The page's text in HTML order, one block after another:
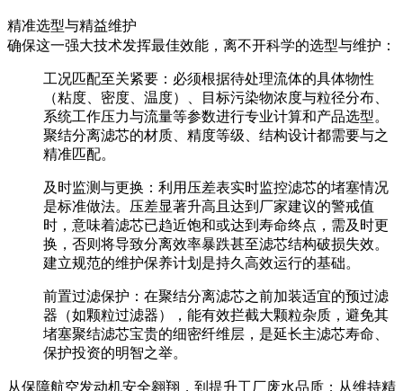
精准选型与精益维护
确保这一强大技术发挥最佳效能，离不开科学的选型与维护：
工况匹配至关紧要 ：必须根据待处理流体的具体物性
（粘度、密度、温度）、目标污染物浓度与粒径分布、
系统工作压力与流量等参数进行专业计算和产品选型。
聚结分离滤芯的材质、精度等级、结构设计都需要与之
精准匹配。
及时监测与更换 ：利用压差表实时监控滤芯的堵塞情况
是标准做法。压差显著升高且达到厂家建议的警戒值
时，意味着滤芯已趋近饱和或达到寿命终点，需及时更
换 ，否则将导致分离效率暴跌甚至滤芯结构破损失效。
建立规范的维护保养计划是持久高效运行的基础。
前置过滤保护 ：在聚结分离滤芯之前加装适宜的预过滤
器（如颗粒过滤器），能有效拦截大颗粒杂质 ，避免其
堵塞聚结滤芯宝贵的细密纤维层，是延长主滤芯寿命、
保护投资的明智之举。
从保障航空发动机安全翱翔，到提升工厂废水品质；从维持精